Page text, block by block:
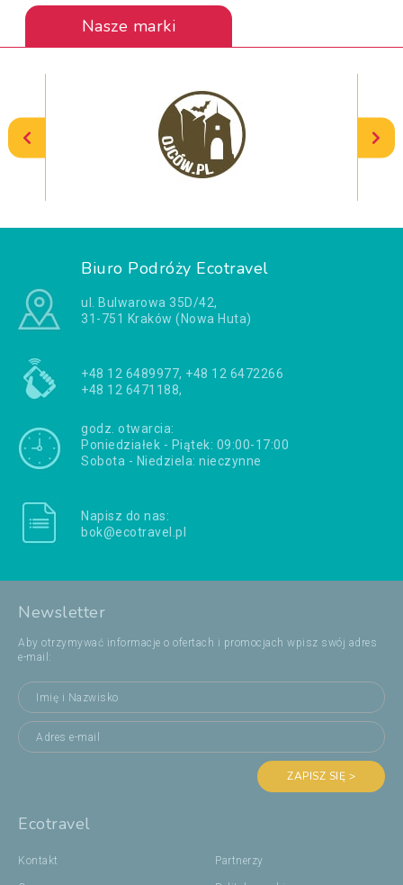
Nasze marki
Biuro Podróży Ecotravel
ul. Bulwarowa 35D/42,
31-751 Kraków (Nowa Huta)
+48 12 6489977, +48 12 6472266
+48 12 6471188,
godz. otwarcia:
Poniedziałek - Piątek: 09:00-17:00
Sobota - Niedziela: nieczynne
Napisz do nas:
bok@ecotravel.pl
Newsletter
Aby otrzymywać informacje o ofertach i promocjach wpisz swój adres
e-mail:
ZAPISZ SIĘ >
Ecotravel
Kontakt Partnerzy